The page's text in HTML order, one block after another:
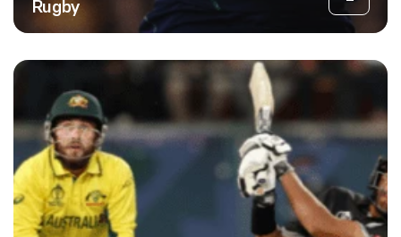
Rugby